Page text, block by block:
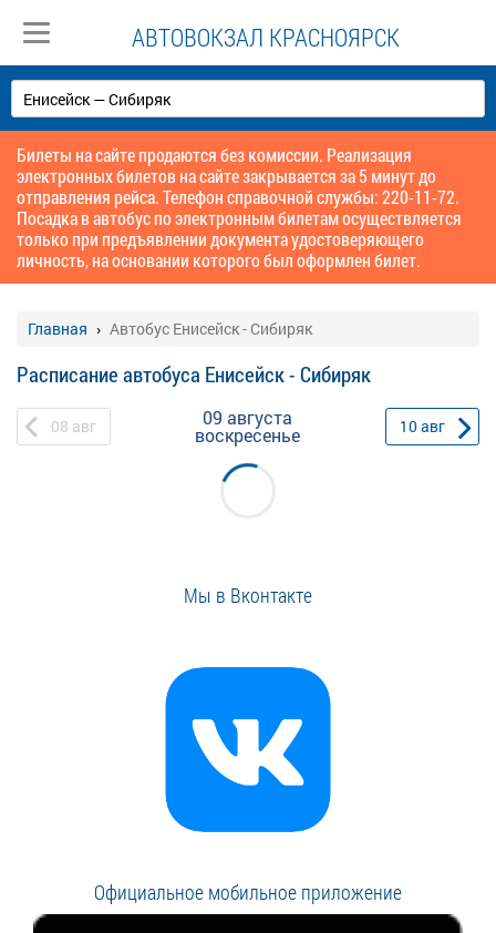
АВТОВОКЗАЛ КРАСНОЯРСК
Билеты на сайте продаются без комиссии. Реализация
электронных билетов на сайте закрывается за 5 минут до
отправления рейса. Телефон справочной службы: 220-11-72.
Посадка в автобус по электронным билетам осуществляется
только при предъявлении документа удостоверяющего
личность, на основании которого был оформлен билет.
Главная Автобус Енисейск - Сибиряк
Расписание автобуса Енисейск - Сибиряк
08 авг 09 августа
воскресенье 10авг
Мы в Вконтакте
Официальное мобильное приложение